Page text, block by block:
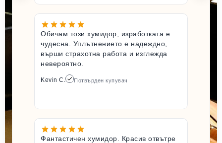
Обичам този хумидор, изработката е
чудесна. Уплътнението е надеждно,
върши страхотна работа и изглежда
невероятно.
Kevin C. Потвърден купувач
Фантастичен хумидор. Красив отвътре